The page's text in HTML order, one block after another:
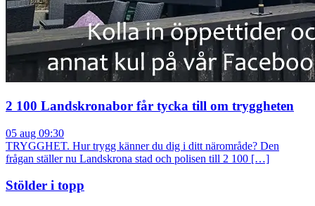
2 100 Landskronabor får tycka till om tryggheten
05 aug 09:30
TRYGGHET. Hur trygg känner du dig i ditt närområde? Den
frågan ställer nu Landskrona stad och polisen till 2 100 […]
Stölder i topp